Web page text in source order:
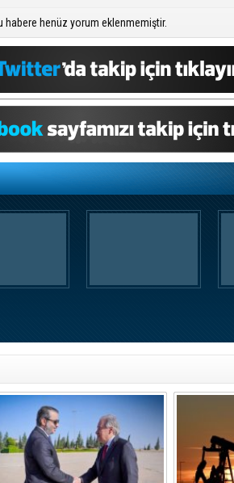
habere henüz yorum eklenmemiştir.